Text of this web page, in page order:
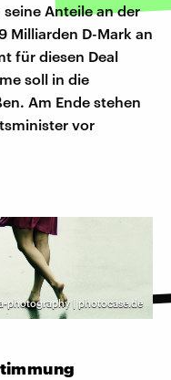
Anteile an der
Milliarden D-Mark an
für diesen Deal
soll in die
Am Ende stehen
vor
photography | photocase.de